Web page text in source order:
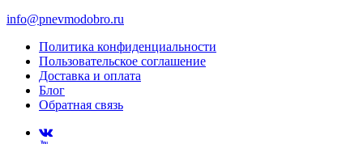
info@pnevmodobro.ru
Политика конфиденциальности
Пользовательское соглашение
Доставка и оплата
Блог
Обратная связь